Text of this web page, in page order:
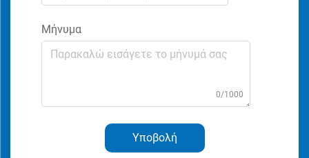
Μήνυμα
0/1000
Υποβολή